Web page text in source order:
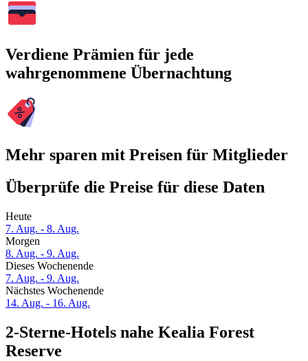
Verdiene Prämien für jede
wahrgenommene Übernachtung
Mehr sparen mit Preisen für Mitglieder
Überprüfe die Preise für diese Daten
Heute
7. Aug. - 8. Aug.
Morgen
8. Aug. - 9. Aug.
Dieses Wochenende
7. Aug. - 9. Aug.
Nächstes Wochenende
14. Aug. - 16. Aug.
2-Sterne-Hotels nahe Kealia Forest
Reserve